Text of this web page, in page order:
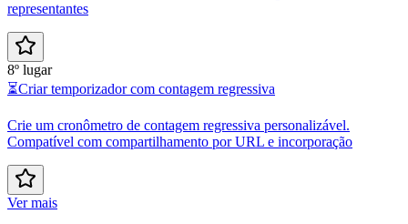
representantes
8º lugar
⏳Criar temporizador com contagem regressiva
Crie um cronômetro de contagem regressiva personalizável.
Compatível com compartilhamento por URL e incorporação
Ver mais